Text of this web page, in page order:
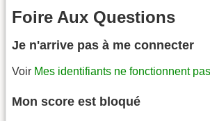
Foire Aux Questions
Je n'arrive pas à me connecter
Voir Mes identifiants ne fonctionnent pas
Mon score est bloqué